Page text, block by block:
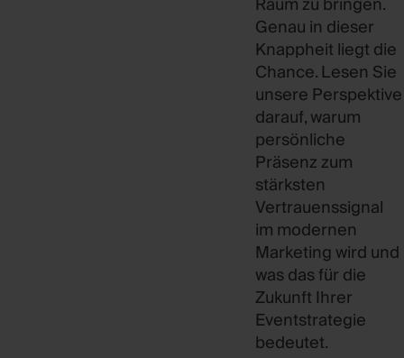
Genau in dieser
Knappheit liegt die
Chance. Lesen Sie
unsere Perspektive
darauf, warum
persönliche
Präsenz zum
stärksten
Vertrauenssignal
im modernen
Marketing wird und
was das für die
Zukunft Ihrer
Eventstrategie
bedeutet.